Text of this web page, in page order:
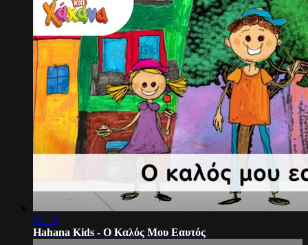
02:10
Hahana Kids - Ο Καλός Μου Εαυτός